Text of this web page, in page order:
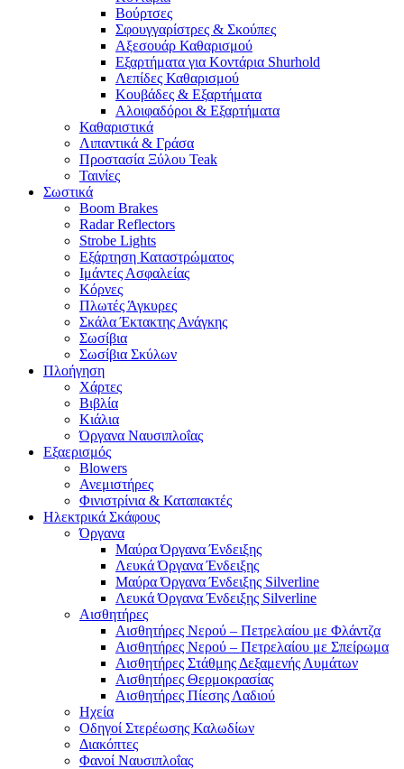
Βούρτσες
Σφουγγαρίστρες & Σκούπες
Αξεσουάρ Καθαρισμού
Εξαρτήματα για Κοντάρια Shurhold
Λεπίδες Καθαρισμού
Κουβάδες & Εξαρτήματα
Αλοιφαδόροι & Εξαρτήματα
Καθαριστικά
Λιπαντικά & Γράσα
Προστασία Ξύλου Teak
Ταινίες
Σωστικά
Boom Brakes
Radar Reflectors
Strobe Lights
Εξάρτηση Καταστρώματος
Ιμάντες Ασφαλείας
Κόρνες
Πλωτές Άγκυρες
Σκάλα Έκτακτης Ανάγκης
Σωσίβια
Σωσίβια Σκύλων
Πλοήγηση
Χάρτες
Βιβλία
Κιάλια
Όργανα Ναυσιπλοΐας
Εξαερισμός
Blowers
Ανεμιστήρες
Φινιστρίνια & Καταπακτές
Ηλεκτρικά Σκάφους
Όργανα
Μαύρα Όργανα Ένδειξης
Λευκά Όργανα Ένδειξης
Μαύρα Όργανα Ένδειξης Silverline
Λευκά Όργανα Ένδειξης Silverline
Αισθητήρες
Αισθητήρες Νερού – Πετρελαίου με Φλάντζα
Αισθητήρες Νερού – Πετρελαίου με Σπείρωμα
Αισθητήρες Στάθμης Δεξαμενής Λυμάτων
Αισθητήρες Θερμοκρασίας
Αισθητήρες Πίεσης Λαδιού
Ηχεία
Οδηγοί Στερέωσης Καλωδίων
Διακόπτες
Φανοί Ναυσιπλοΐας